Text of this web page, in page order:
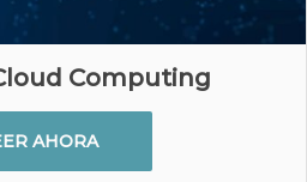
Computing
AHORA